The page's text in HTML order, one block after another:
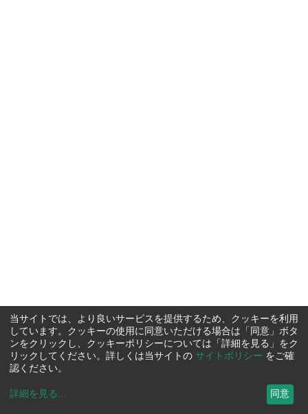
当サイトでは、より良いサービスを提供するため、クッキーを利用
しています。クッキーの使用に同意いただける場合は「同意」ボタ
ンをクリックし、クッキーポリシーについては「詳細を見る」をク
リックしてください。詳しくは当サイトの サイトポリシー をご確
認ください。
詳細を見る ... 同意